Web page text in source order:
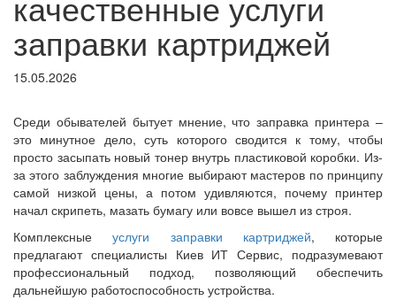
заправки картриджей
15.05.2026
Среди обывателей бытует мнение, что заправка принтера –
это минутное дело, суть которого сводится к тому, чтобы
просто засыпать новый тонер внутрь пластиковой коробки. Из-
за этого заблуждения многие выбирают мастеров по принципу
самой низкой цены, а потом удивляются, почему принтер
начал скрипеть, мазать бумагу или вовсе вышел из строя.
Комплексныеуслуги заправки картриджей, которые
предлагают специалисты Киев ИТ Сервис, подразумевают
профессиональный подход, позволяющий обеспечить
дальнейшую работоспособность устройства.